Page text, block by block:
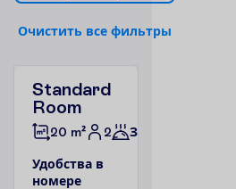
Очистить все фильтры
Standard
Room
20 m² 2 Завтраки
Удобства в
номере